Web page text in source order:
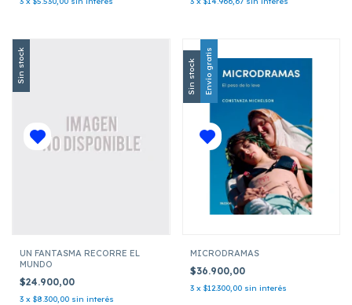
Sin stock
UN FANTASMA RECORRE EL
MUNDO
$24.900,00
3 x $8.300,00 sin interés
Sin stock Envío gratis
MICRODRAMAS
$36.900,00
3 x $12.300,00 sin interés